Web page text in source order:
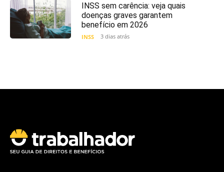
INSS sem carência: veja quais
doenças graves garantem
benefício em 2026
INSS 3 dias atrás